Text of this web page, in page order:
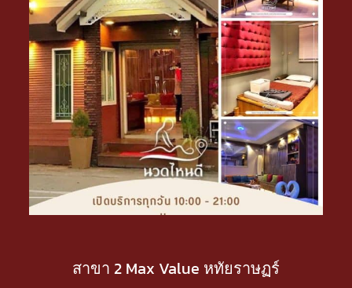
สาขา 2 Max Value หทัยราษฏร์